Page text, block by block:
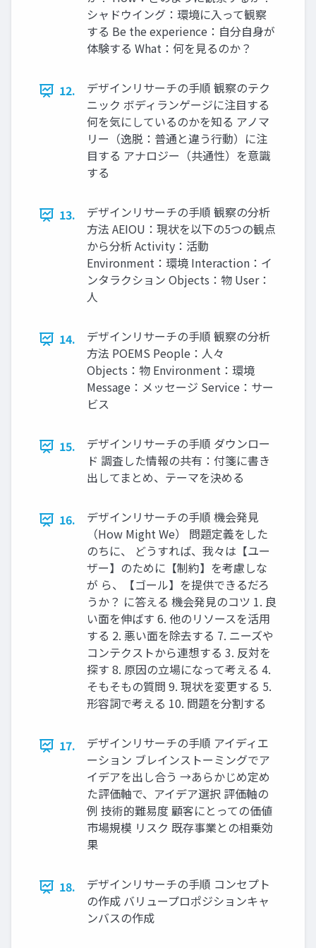
シャドウイング：環境に入って観察
する Be the experience：自分自身が
体験する What：何を見るのか？
12.
デザインリサーチの手順 観察のテク
ニック ボディランゲージに注目する
何を気にしているのかを知る アノマ
リー（逸脱：普通と違う行動）に注
目する アナロジー（共通性）を意識
する
13.
デザインリサーチの手順 観察の分析
方法 AEIOU：現状を以下の5つの観点
から分析 Activity：活動
Environment：環境 Interaction：イ
ンタラクション Objects：物 User：
人
14.
デザインリサーチの手順 観察の分析
方法 POEMS People：人々
Objects：物 Environment：環境
Message：メッセージ Service：サー
ビス
15.
デザインリサーチの手順 ダウンロー
ド 調査した情報の共有：付箋に書き
出してまとめ、テーマを決める
16.
デザインリサーチの手順 機会発見
（How Might We） 問題定義をした
のちに、 どうすれば、我々は【ユー
ザー】のために【制約】を考慮しな
が ら、【ゴール】を提供できるだろ
うか？ に答える 機会発見のコツ 1. 良
い面を伸ばす 6. 他のリソースを活用
する 2. 悪い面を除去する 7. ニーズや
コンテクストから連想する 3. 反対を
探す 8. 原因の立場になって考える 4.
そもそもの質問 9. 現状を変更する 5.
形容詞で考える 10. 問題を分割する
17.
デザインリサーチの手順 アイディエ
ーション ブレインストーミングでア
イデアを出し合う →あらかじめ定め
た評価軸で、アイデア選択 評価軸の
例 技術的難易度 顧客にとっての価値
市場規模 リスク 既存事業との相乗効
果
18.
デザインリサーチの手順 コンセプト
の作成 バリュープロポジションキャ
ンバスの作成